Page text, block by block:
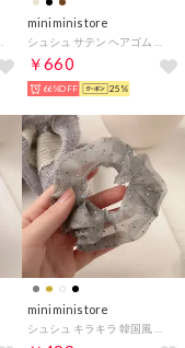
miniministore
￥660
66%OFF 25%
miniministore